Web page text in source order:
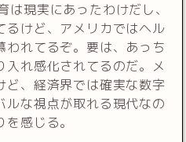
は現実にあったわけだし、
るけど、アメリカではヘル
われてるぞ。要は、あっち
入れ感化されてるのだ。メ
ど、経済界では確実な数字
ルな視点が取れる現代なの
感じる。